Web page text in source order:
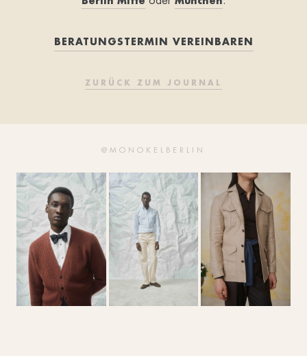
BERATUNGSTERMIN VEREINBAREN
ZURÜCK ZUM JOURNAL
@MONOKELBERLIN